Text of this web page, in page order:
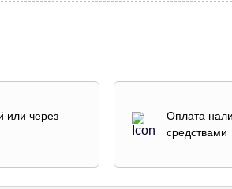
или через
Оплата
средствами